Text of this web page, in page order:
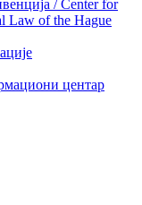
/ Center for
Law of the Hague
центар